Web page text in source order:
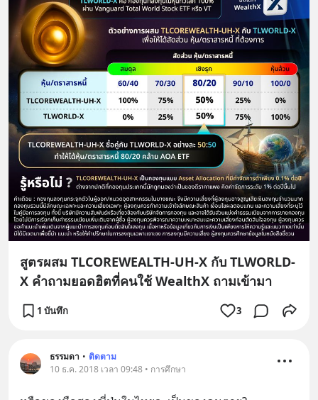
สูตรผสม TLCOREWEALTH-UH-X กับ TLWORLD-
X คำถามยอดฮิตที่คนใช้ WealthX ถามเข้ามา
1 บันทึก 3
ธรรมดา • ติดตาม
10 ธ.ค. 2018 เวลา 09:48 • การศึกษา